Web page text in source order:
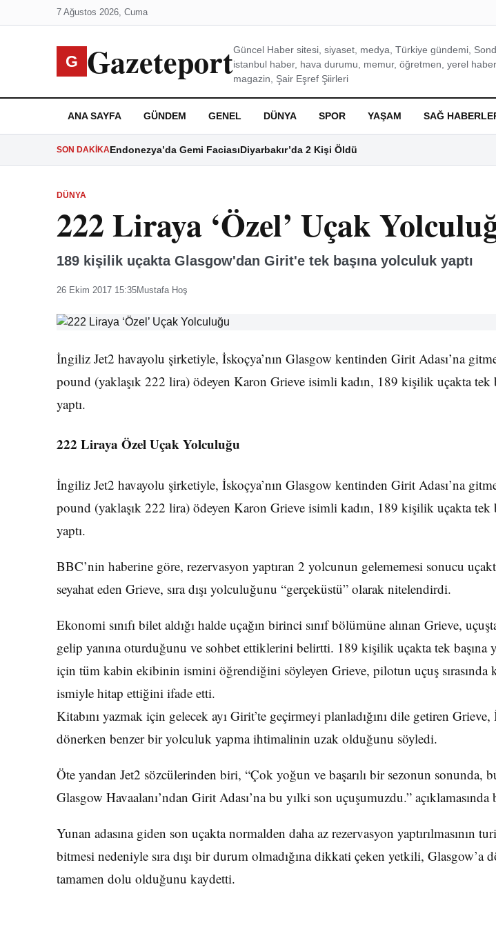
7 Ağustos 2026, Cuma
G GazeteportGüncel Haber sitesi, siyaset, medya, Türkiye gündemi,
istanbul haber, hava durumu, memur, öğretmen, yerel
magazin, Şair Eşref Şiirleri
ANA SAYFA GÜNDEM GENEL DÜNYA SPOR YAŞAM SAĞ
SON DAKIKAEndonezya’da Gemi FaciasıDiyarbakır’da 2 Kişi Öldü
DÜNYA
222 Liraya ‘Özel’ Uçak
189 kişilik uçakta Glasgow'dan Girit'e tek başına yolculuk yaptı
26 Ekim 2017 15:35Mustafa Hoş
İngiliz Jet2 havayolu şirketiyle, İskoçya’nın Glasgow kentinden Girit Adası’na
pound (yaklaşık 222 lira) ödeyen Karon Grieve isimli kadın, 189 kişilik uçakta tek
yaptı.
222 Liraya Özel Uçak Yolculuğu
İngiliz Jet2 havayolu şirketiyle, İskoçya’nın Glasgow kentinden Girit Adası’na
pound (yaklaşık 222 lira) ödeyen Karon Grieve isimli kadın, 189 kişilik uçakta tek
yaptı.
BBC’nin haberine göre, rezervasyon yaptıran 2 yolcunun gelememesi sonucu
seyahat eden Grieve, sıra dışı yolculuğunu “gerçeküstü” olarak nitelendirdi.
Ekonomi sınıfı bilet aldığı halde uçağın birinci sınıf bölümüne alınan Grieve,
gelip yanına oturduğunu ve sohbet ettiklerini belirtti. 189 kişilik uçakta tek başına
için tüm kabin ekibinin ismini öğrendiğini söyleyen Grieve, pilotun uçuş sırasında
ismiyle hitap ettiğini ifade etti.
Kitabını yazmak için gelecek ayı Girit’te geçirmeyi planladığını dile getiren Grieve,
dönerken benzer bir yolculuk yapma ihtimalinin uzak olduğunu söyledi.
Öte yandan Jet2 sözcülerinden biri, “Çok yoğun ve başarılı bir sezonun sonunda,
Glasgow Havaalanı’ndan Girit Adası’na bu yılki son uçuşumuzdu.”
Yunan adasına giden son uçakta normalden daha az rezervasyon yaptırılmasının
bitmesi nedeniyle sıra dışı bir durum olmadığına dikkati çeken yetkili, Glasgow’a
tamamen dolu olduğunu kaydetti.